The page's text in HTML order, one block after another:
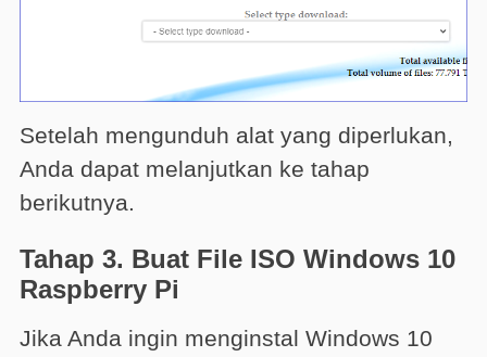
Setelah mengunduh alat yang diperlukan,
Anda dapat melanjutkan ke tahap
berikutnya.
Tahap 3. Buat File ISO Windows 10
Raspberry Pi
Jika Anda ingin menginstal Windows 10